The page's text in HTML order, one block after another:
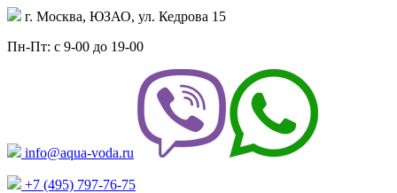
г. Москва, ЮЗАО, ул. Кедрова 15
Пн-Пт: с 9-00 до 19-00
info@aqua-voda.ru
+7 (495) 797-76-75